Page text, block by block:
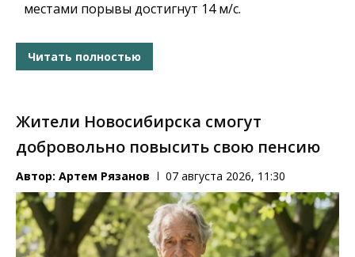
местами порывы достигнут 14 м/с.
Читать полностью
Жители Новосибирска смогут
добровольно повысить свою пенсию
Автор: Артем Рязанов 07 августа 2026, 11:30